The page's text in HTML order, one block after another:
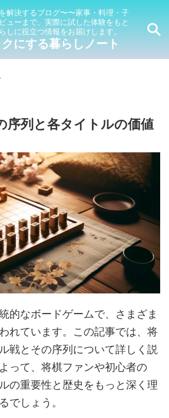
解決するブログ〜〜家事・料理・子
ューまで、実際に試した体験をもと
しに役立つ情報をお届けします。
にする暮らしノート
序列と各タイトルの価値
的なボードゲームで、さまざま
れています。この記事では、将
戦とその序列について詳しく説
って、将棋ファンや初心者の
の重要性と歴史をもっと深く理
でしょう。